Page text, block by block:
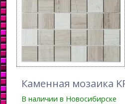
Каменная мозаика
В наличии в Новосибирске